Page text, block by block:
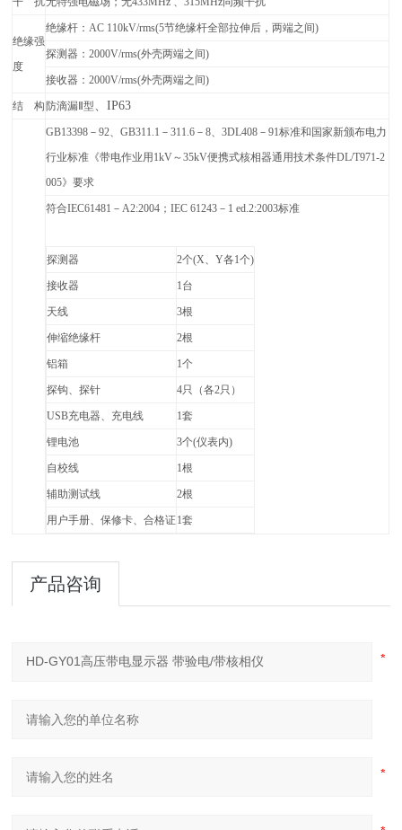
绝缘强
度
绝缘杆：AC 110kV/rms(5节绝缘杆全部拉伸后，两端之间)
探测器：2000V/rms(外壳两端之间)
接收器：2000V/rms(外壳两端之间)
结 构 防滴漏Ⅱ型、IP63
GB13398 －92、GB311.1－311.6－8、3DL408－91标准和国家新颁布电力
行业标准《带电作业用1kV～35kV便携式核相器通用技术条件DL/T971-2
005》要求
符合IEC61481－A2:2004；IEC 61243－1 ed.2:2003标准
探测器 2个(X、Y各1个)
接收器 1台
天线 3根
伸缩绝缘杆 2根
铝箱 1个
探钩、探针 4只（各2只）
USB充电器、充电线 1套
锂电池 3个(仪表内)
自校线 1根
辅助测试线 2根
用户手册、保修卡、合格证1套
产品咨询